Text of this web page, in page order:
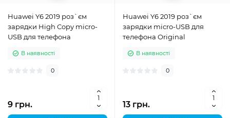
Huawei Y6 2019 роз`єм
зарядки High Copy micro-
USB для телефона
В наявності
0
9 грн.
Huawei Y6 2019 роз`єм
зарядки micro-USB для
телефона Original
В наявності
0
13 грн.